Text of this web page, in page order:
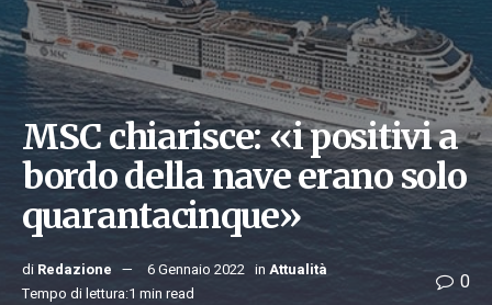
MSC chiarisce: «i positivi a
bordo della nave erano solo
quarantacinque»
di Redazione 6 Gennaio 2022 in Attualità
Tempo di lettura:1 min read
0